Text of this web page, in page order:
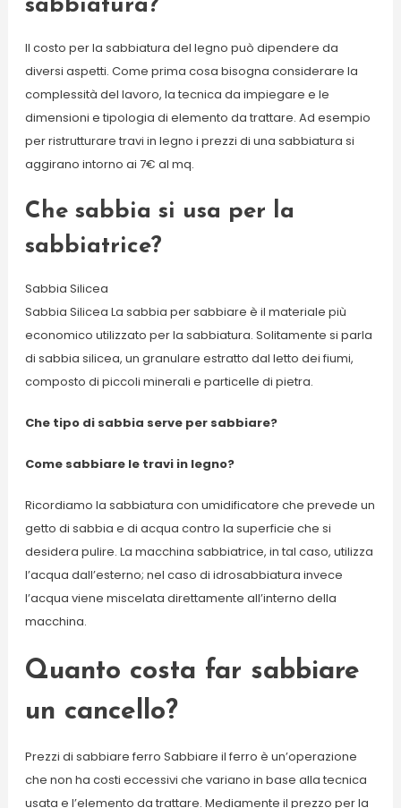
sabbiatura?
Il costo per la sabbiatura del legno può dipendere da
diversi aspetti. Come prima cosa bisogna considerare la
complessità del lavoro, la tecnica da impiegare e le
dimensioni e tipologia di elemento da trattare. Ad esempio
per ristrutturare travi in legno i prezzi di una sabbiatura si
aggirano intorno ai 7€ al mq.
Che sabbia si usa per la
sabbiatrice?
Sabbia Silicea
Sabbia Silicea La sabbia per sabbiare è il materiale più
economico utilizzato per la sabbiatura. Solitamente si parla
di sabbia silicea, un granulare estratto dal letto dei fiumi,
composto di piccoli minerali e particelle di pietra.
Che tipo di sabbia serve per sabbiare?
Come sabbiare le travi in legno?
Ricordiamo la sabbiatura con umidificatore che prevede un
getto di sabbia e di acqua contro la superficie che si
desidera pulire. La macchina sabbiatrice, in tal caso, utilizza
l’acqua dall’esterno; nel caso di idrosabbiatura invece
l’acqua viene miscelata direttamente all’interno della
macchina.
Quanto costa far sabbiare
un cancello?
Prezzi di sabbiare ferro Sabbiare il ferro è un’operazione
che non ha costi eccessivi che variano in base alla tecnica
usata e l’elemento da trattare. Mediamente il prezzo per la